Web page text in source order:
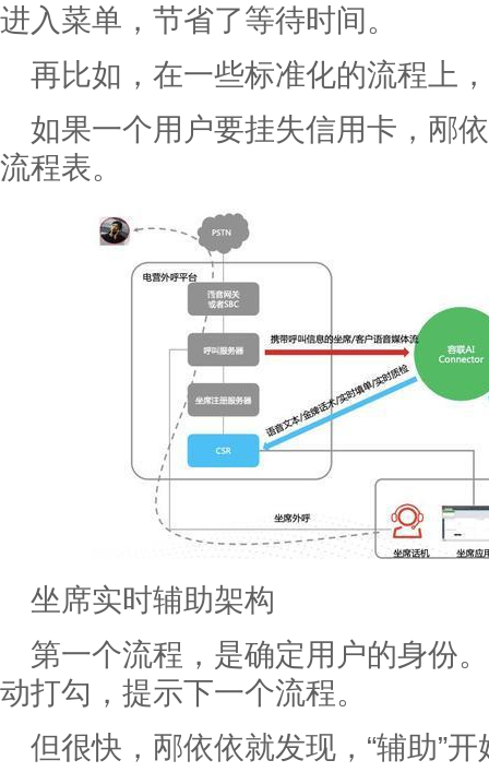
进入菜单，节省了等待时间。
再比如，在一些标准化的流程上
如果一个用户要挂失信用卡，邴
流程表。
坐席实时辅助架构
第一个流程，是确定用户的身份
动打勾，提示下一个流程。
但很快，邴依依就发现，“辅助”开